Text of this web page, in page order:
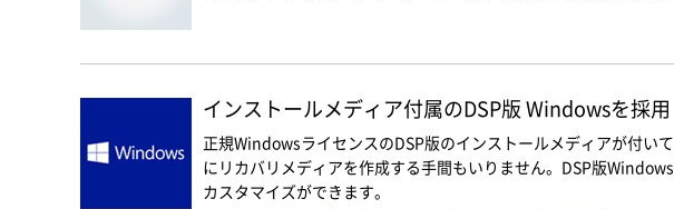
インストールメディア付属のDSP版 Windowsを採用
正規WindowsライセンスのDSP版のインストールメディアが付い
にリカバリメディアを作成する手間もいりません。DSP版
カスタマイズができます。